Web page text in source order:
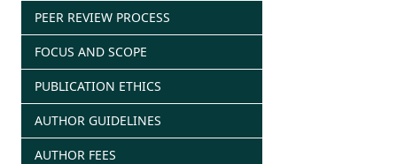
PEER REVIEW PROCESS
FOCUS AND SCOPE
PUBLICATION ETHICS
AUTHOR GUIDELINES
AUTHOR FEES